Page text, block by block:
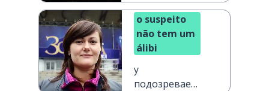
нет дела
o suspeito
não tem um
álibi
у
подозреваемого